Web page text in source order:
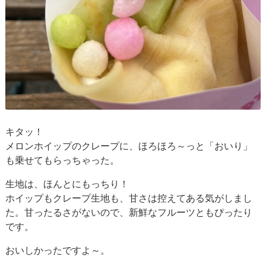
キタッ！
メロンホイップのクレープに、ほろほろ～っと「おいり」
も乗せてもらっちゃった。
生地は、ほんとにもっちり！
ホイップもクレープ生地も、甘さは控えてある気がしまし
た。甘ったるさがないので、新鮮なフルーツともぴったり
です。
おいしかったですよ～。